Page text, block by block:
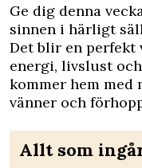
Ge dig denna
sinnen i härligt
Det blir en perfekt
energi, livslust
kommer hem med
vänner och
Allt som